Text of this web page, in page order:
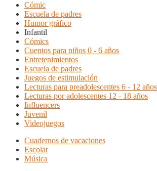
Cómic
Escuela de padres
Humor gráfico
Infantil
Cómics
Cuentos para niños 0 - 6 años
Entretenimientos
Escuela de padres
Juegos de estimulación
Lecturas para preadolescentes 6 - 12 años
Lecturas por adolescentes 12 - 18 años
Influencers
Juvenil
Videojuegos
Cuadernos de vacaciones
Escolar
Música